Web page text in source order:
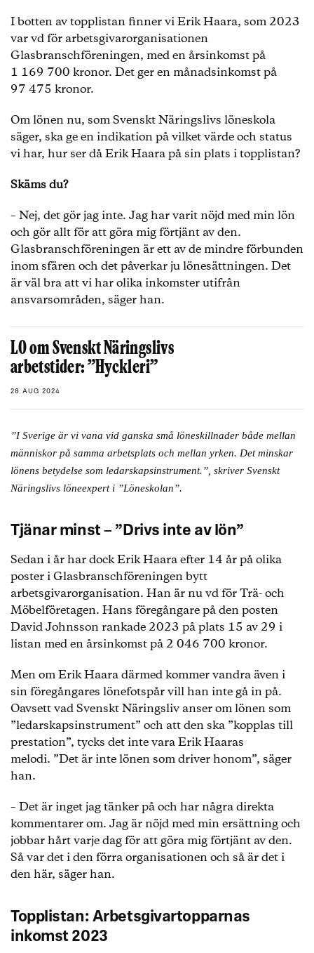
I botten av topplistan finner vi Erik Haara, som 2023
var vd för arbetsgivarorganisationen
Glasbranschföreningen, med en årsinkomst på
1 169 700 kronor. Det ger en månadsinkomst på
97 475 kronor.
Om lönen nu, som Svenskt Näringslivs löneskola
säger, ska ge en indikation på vilket värde och status
vi har, hur ser då Erik Haara på sin plats i topplistan?
Skäms du?
– Nej, det gör jag inte. Jag har varit nöjd med min lön
och gör allt för att göra mig förtjänt av den.
Glasbranschföreningen är ett av de mindre förbunden
inom sfären och det påverkar ju lönesättningen. Det
är väl bra att vi har olika inkomster utifrån
ansvarsområden, säger han.
LO om Svenskt Näringslivs
arbetstider: ”Hyckleri”
28 AUG 2024
”I Sverige är vi vana vid ganska små löneskillnader både mellan
människor på samma arbetsplats och mellan yrken. Det minskar
lönens betydelse som ledarskapsinstrument.”, skriver Svenskt
Näringslivs löneexpert i ”Löneskolan”.
Tjänar minst – ”Drivs inte av lön”
Sedan i år har dock Erik Haara efter 14 år på olika
poster i Glasbranschföreningen bytt
arbetsgivarorganisation. Han är nu vd för Trä- och
Möbelföretagen. Hans föregångare på den posten
David Johnsson rankade 2023 på plats 15 av 29 i
listan med en årsinkomst på 2 046 700 kronor.
Men om Erik Haara därmed kommer vandra även i
sin föregångares lönefotspår vill han inte gå in på.
Oavsett vad Svenskt Näringsliv anser om lönen som
”ledarskapsinstrument” och att den ska ”kopplas till
prestation”, tycks det inte vara Erik Haaras
melodi. ”Det är inte lönen som driver honom”, säger
han.
– Det är inget jag tänker på och har några direkta
kommentarer om. Jag är nöjd med min ersättning och
jobbar hårt varje dag för att göra mig förtjänt av den.
Så var det i den förra organisationen och så är det i
den här, säger han.
Topplistan: Arbetsgivartopparnas
inkomst 2023